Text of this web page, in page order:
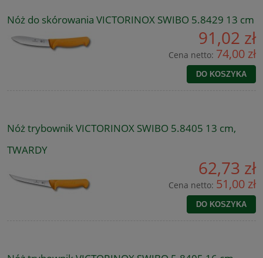
Nóż do skórowania VICTORINOX SWIBO 5.8429 13 cm
91,02 zł
Cena netto: 74,00 zł
DO KOSZYKA
Nóż trybownik VICTORINOX SWIBO 5.8405 13 cm,
TWARDY
62,73 zł
Cena netto: 51,00 zł
DO KOSZYKA